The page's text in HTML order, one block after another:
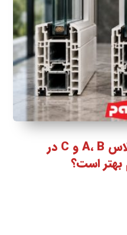
بررسی تفاوت پروفیل کلاس A، B و C در